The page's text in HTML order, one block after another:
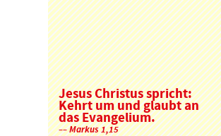
Jesus Christus spricht:
Kehrt um und glaubt an
das Evangelium.
–– Markus 1,15